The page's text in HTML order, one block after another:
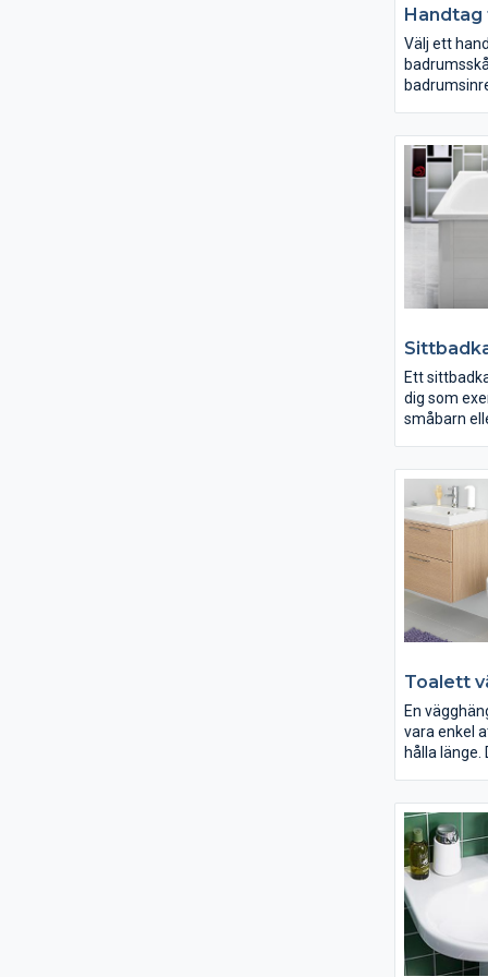
Handtag
Välj ett
Nautic som
och har en
Mixa och
Ett
dig som
småbarn
högsta
lång
eftersom
skydda
Toalett
En
vara enkel
hålla länge.
och
städningen.
hur ditt
vilka
ett stort
toaletter att
Oavsett om